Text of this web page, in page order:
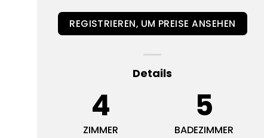
REGISTRIEREN, UM PREISE ANSEHEN
Details
4
ZIMMER
5
BADEZIMMER